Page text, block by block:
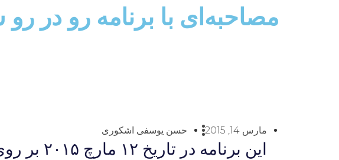
مصاحبه‌اى با برنامه رو در
مارس 14, 2015 حسن یوسفی اشکوری
اين برنامه در تاريخ ۱۲ مارچ ۲۰۱۵ بر روى آنتن رفت.